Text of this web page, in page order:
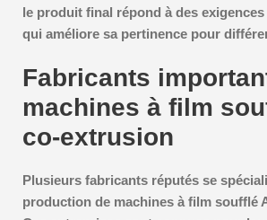
le produit final répond à des
qui améliore sa pertinence pour
Fabricants
machines à film
co-extrusion
Plusieurs fabricants réputés se
production de machines à film soufflé